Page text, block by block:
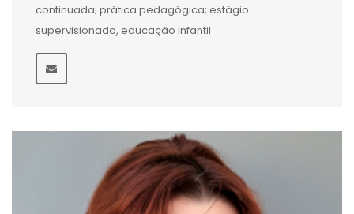
continuada; prática pedagógica; estágio
supervisionado, educação infantil